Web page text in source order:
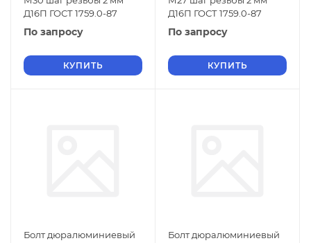
Д16П ГОСТ 1759.0-87
По запросу
КУПИТЬ
Д16П ГОСТ 1759.0-87
По запросу
КУПИТЬ
Болт дюралюминиевый
Болт дюралюминиевый